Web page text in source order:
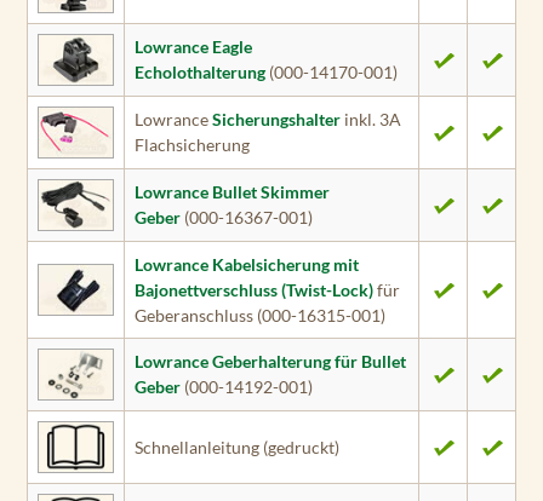
Lowrance Eagle
Echolothalterung (000-14170-001)
LowranceSicherungshalter inkl. 3A
Flachsicherung
Lowrance Bullet Skimmer
Geber (000-16367-001)
Lowrance Kabelsicherung mit
Bajonettverschluss (Twist-Lock)für
Geberanschluss (000-16315-001)
Lowrance Geberhalterung für Bullet
Geber (000-14192-001)
Schnellanleitung (gedruckt)